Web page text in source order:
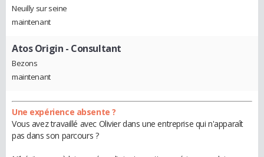
Neuilly sur seine
maintenant
Atos Origin - Consultant
Bezons
maintenant
Une expérience absente ?
Vous avez travaillé avec Olivier dans une entreprise qui n'apparaît
pas dans son parcours ?